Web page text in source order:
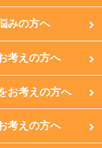
みの方へ
考えの方へ
お考えの方へ
考えの方へ